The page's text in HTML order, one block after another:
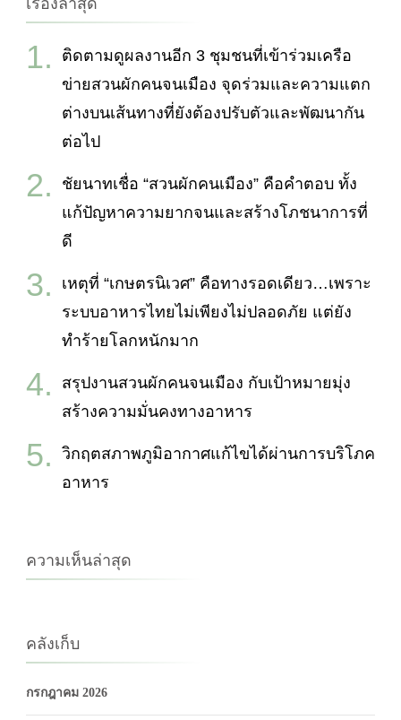
ติดตามดูผลงานอีก 3 ชุมชนที่เข้าร่วมเครือ
ข่ายสวนผักคนจนเมือง จุดร่วมและความแตก
ต่างบนเส้นทางที่ยังต้องปรับตัวและพัฒนากัน
ต่อไป
ชัยนาทเชื่อ “สวนผักคนเมือง” คือคำตอบ ทั้ง
แก้ปัญหาความยากจนและสร้างโภชนาการที่
ดี
เหตุที่ “เกษตรนิเวศ” คือทางรอดเดียว…เพราะ
ระบบอาหารไทยไม่เพียงไม่ปลอดภัย แต่ยัง
ทำร้ายโลกหนักมาก
สรุปงานสวนผักคนจนเมือง กับเป้าหมายมุ่ง
สร้างความมั่นคงทางอาหาร
วิกฤตสภาพภูมิอากาศแก้ไขได้ผ่านการบริโภค
อาหาร
ความเห็นล่าสุด
คลังเก็บ
กรกฎาคม 2026